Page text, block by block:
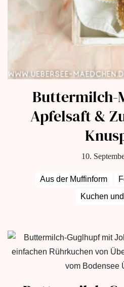
Buttermilch-
Apfelsaft &
10.
Aus der Muffinform
Kuchen